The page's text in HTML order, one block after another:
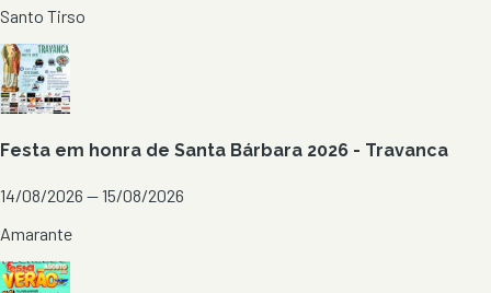
Santo Tirso
Festa em honra de Santa Bárbara 2026 - Travanca
14/08/2026 — 15/08/2026
Amarante